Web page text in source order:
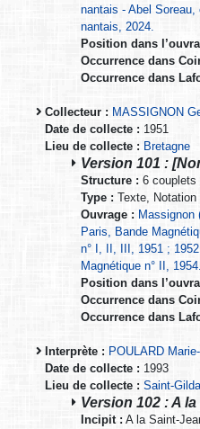
nantais - Abel
nantais, 2024.
Position dans
Occurrence dans
Occurrence dans
Collecteur : MASSIGNON
Date de collecte : 1951
Lieu de collecte : Bretagne
Version 101 :
Structure : 6 couplets
Type : Texte,
Ouvrage : Massignon
Paris, Bande
n° I, II, III, 1951 ;
Magnétique n° II, 1954.
Position dans
Occurrence dans
Occurrence dans
Interprète : POULARD
Date de collecte : 1993
Lieu de collecte : Saint-
Version 102 : A
Incipit : A la Saint-